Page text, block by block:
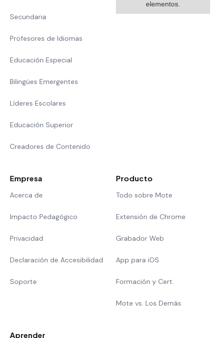
Secundaria
Profesores de Idiomas
Educación Especial
Bilingües Emergentes
Líderes Escolares
Educación Superior
Creadores de Contenido
elementos.
Empresa
Acerca de
Impacto Pedagógico
Privacidad
Declaración de Accesibilidad
Soporte
Producto
Todo sobre Mote
Extensión de Chrome
Grabador Web
App para iOS
Formación y Cert.
Mote vs. Los Demás
Aprender